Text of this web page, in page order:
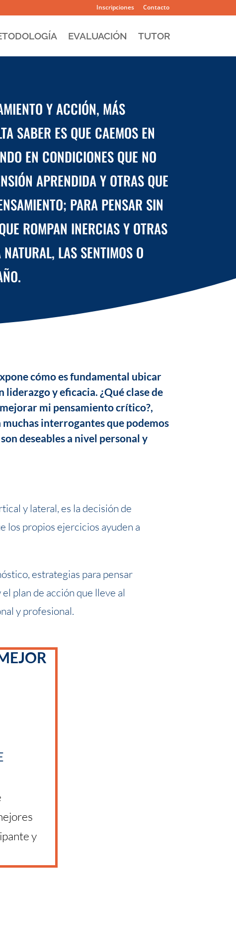
Inscripciones Contacto
EVALUACIÓN TUTOR
Y ACCIÓN, MÁS
SABER ES QUE CAEMOS EN
EN CONDICIONES QUE NO
APRENDIDA Y OTRAS QUE
PARA PENSAR SIN
ROMPAN INERCIAS Y OTRAS
LAS SENTIMOS O
cómo es fundamental ubicar
y eficacia. ¿Qué clase de
mi pensamiento crítico?,
muchas interrogantes que podemos
deseables a nivel personal y
y lateral, es la decisión de
los propios ejercicios ayuden a
estrategias para pensar
plan de acción que lleve al
y profesional.
y